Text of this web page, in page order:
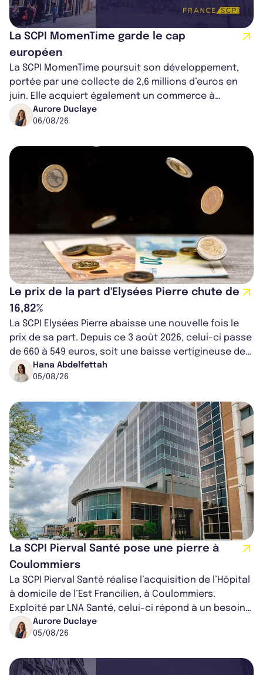
La SCPI MomenTime garde le cap
européen
La SCPI MomenTime poursuit son développement,
portée par une collecte de 2,6 millions d’euros en
juin. Elle acquiert également un commerce à
Worcester, place une plateforme logisti...
Aurore Duclaye
06/08/26
Le prix de la part d'Elysées Pierre chute de
16,82%
La SCPI Elysées Pierre abaisse une nouvelle fois le
prix de sa part. Depuis ce 3 août 2026, celui-ci passe
de 660 à 549 euros, soit une baisse vertigineuse de
16,82%. Cette nouvell...
Hana Abdelfettah
05/08/26
La SCPI Pierval Santé pose une pierre à
Coulommiers
La SCPI Pierval Santé réalise l’acquisition de l’Hôpital
à domicile de l’Est Francilien, à Coulommiers.
Exploité par LNA Santé, celui-ci répond à un besoin
médical croissant, qui s...
Aurore Duclaye
05/08/26